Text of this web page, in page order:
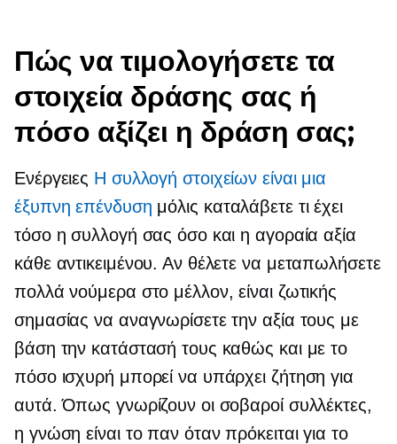
Πώς να τιμολογήσετε τα
στοιχεία δράσης σας ή
πόσο αξίζει η δράση σας;
Ενέργειες Η συλλογή στοιχείων είναι μια
έξυπνη επένδυση μόλις καταλάβετε τι έχει
τόσο η συλλογή σας όσο και η αγοραία αξία
κάθε αντικειμένου. Αν θέλετε να μεταπωλήσετε
πολλά νούμερα στο μέλλον, είναι ζωτικής
σημασίας να αναγνωρίσετε την αξία τους με
βάση την κατάστασή τους καθώς και με το
πόσο ισχυρή μπορεί να υπάρχει ζήτηση για
αυτά. Όπως γνωρίζουν οι σοβαροί συλλέκτες,
η γνώση είναι το παν όταν πρόκειται για το